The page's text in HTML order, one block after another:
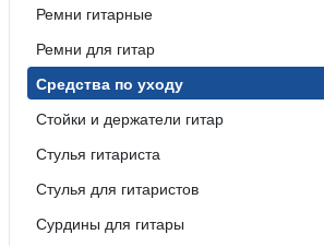
Ремни гитарные
Ремни для гитар
Средства по уходу
Стойки и держатели гитар
Стулья гитариста
Стулья для гитаристов
Сурдины для гитары